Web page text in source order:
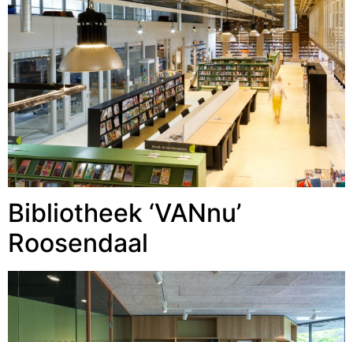
Bibliotheek ‘VANnu’
Roosendaal